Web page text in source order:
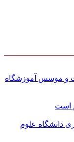
و موسس آموزشگاه
است
دانشگاه علوم